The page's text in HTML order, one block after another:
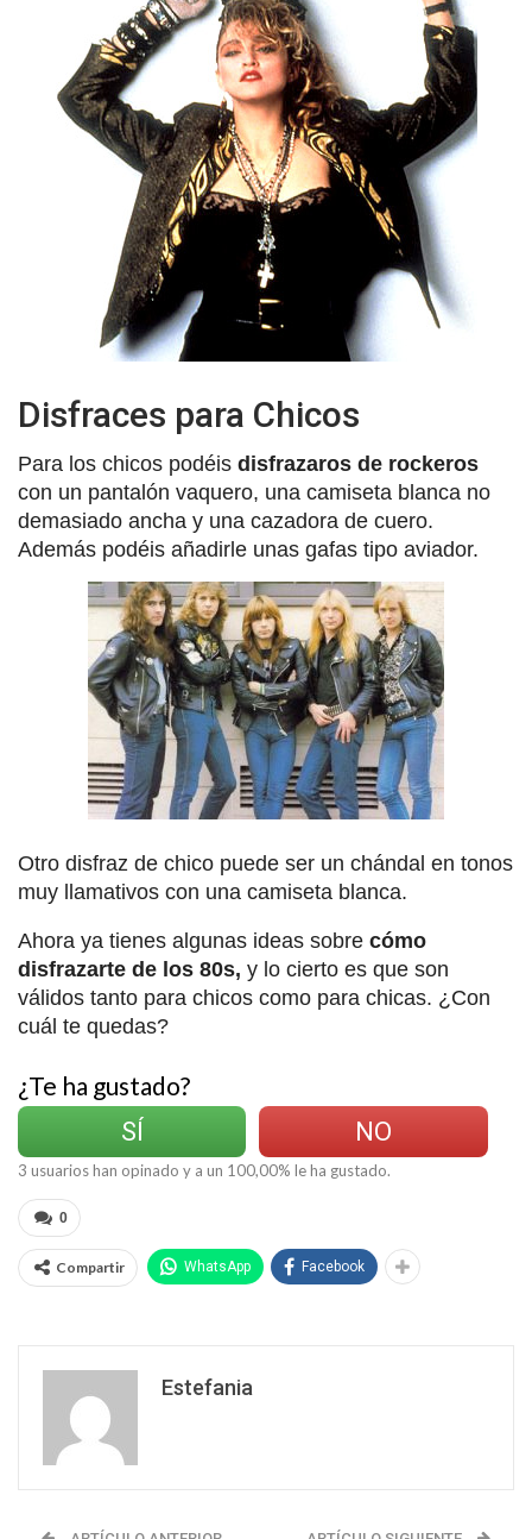
Disfraces para Chicos
Para los chicos podéis disfrazaros de rockeros
con un pantalón vaquero, una camiseta blanca no
demasiado ancha y una cazadora de cuero.
Además podéis añadirle unas gafas tipo aviador.
Otro disfraz de chico puede ser un chándal en tonos
muy llamativos con una camiseta blanca.
Ahora ya tienes algunas ideas sobre cómo
disfrazarte de los 80s, y lo cierto es que son
válidos tanto para chicos como para chicas. ¿Con
cuál te quedas?
¿Te ha gustado?
SÍ
NO
3 usuarios han opinado y a un 100,00% le ha gustado.
0
Compartir WhatsApp Facebook
Estefania